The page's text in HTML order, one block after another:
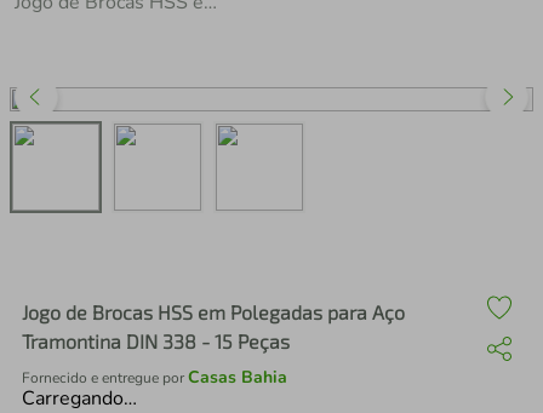
Jogo de Brocas HSS em Polegadas para Aço
Tramontina DIN 338 - 15 Peças
Fornecido e entregue porCasas Bahia
Carregando…